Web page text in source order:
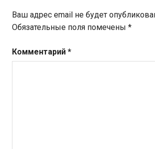
Ваш адрес email не будет
Обязательные поля помечены *
Комментарий *